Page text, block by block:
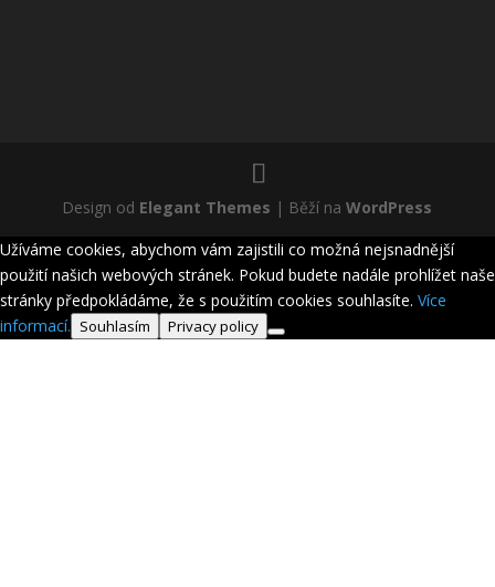
Design od Elegant Themes | Běží naWordPress
Užíváme cookies, abychom vám zajistili co možná nejsnadnější
použití našich webových stránek. Pokud budete nadále prohlížet naše
stránky předpokládáme, že s použitím cookies souhlasíte. Více
informací. Souhlasím Privacy policy